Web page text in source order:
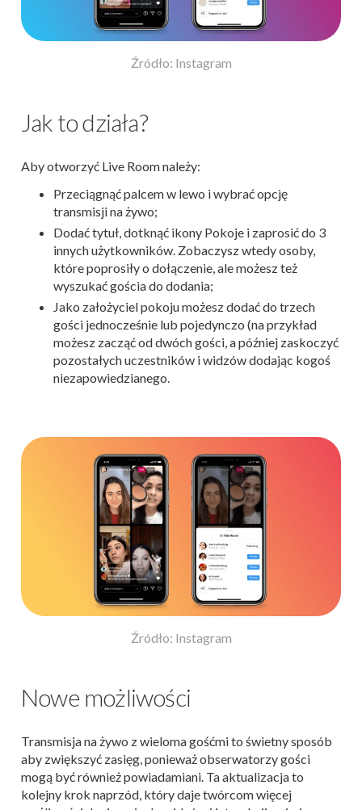
Źródło: Instagram
Jak to działa?
Aby otworzyć Live Room należy:
Przeciągnąć palcem w lewo i wybrać opcję
transmisji na żywo;
Dodać tytuł, dotknąć ikony Pokoje i zaprosić do 3
innych użytkowników. Zobaczysz wtedy osoby,
które poprosiły o dołączenie, ale możesz też
wyszukać gościa do dodania;
Jako założyciel pokoju możesz dodać do trzech
gości jednocześnie lub pojedynczo (na przykład
możesz zacząć od dwóch gości, a później zaskoczyć
pozostałych uczestników i widzów dodając kogoś
niezapowiedzianego.
Źródło: Instagram
Nowe możliwości
Transmisja na żywo z wieloma gośćmi to świetny sposób
aby zwiększyć zasięg, ponieważ obserwatorzy gości
mogą być również powiadamiani. Ta aktualizacja to
kolejny krok naprzód, który daje twórcom więcej